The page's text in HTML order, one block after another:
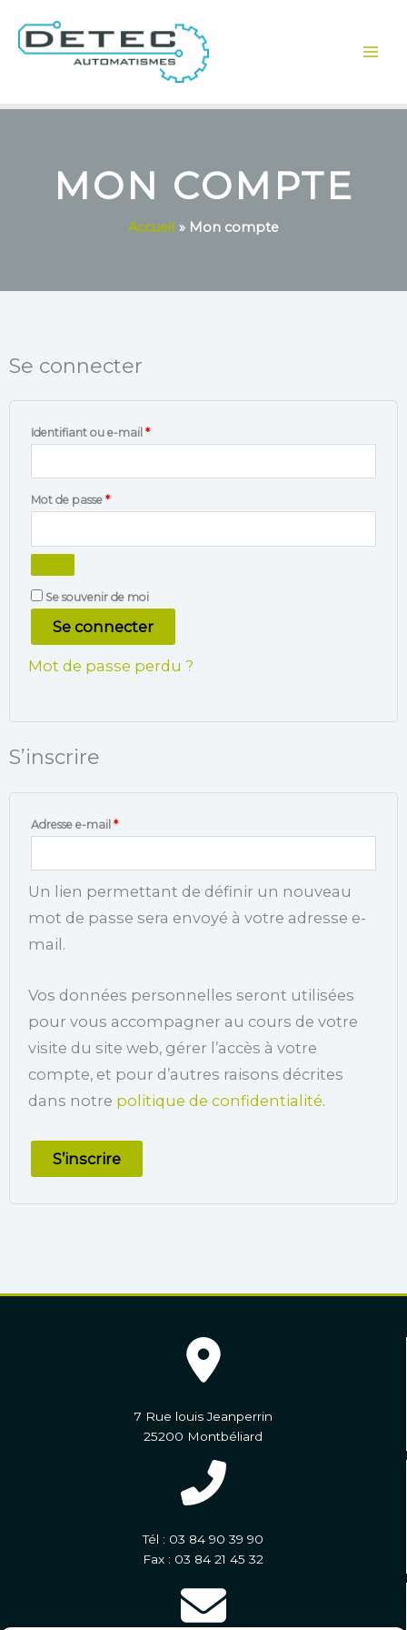
contenu
MON COMPTE
Accueil Mon compte
Se connecter
Identifiant ou e-mail *
Mot de passe *
Obligatoire
Se souvenir de moi
Se connecter
Mot de passe perdu ?
S’inscrire
Adresse e-mail *
Obligatoire
Un lien permettant de définir un nouveau
mot de passe sera envoyé à votre adresse e-
mail.
Vos données personnelles seront utilisées
pour vous accompagner au cours de votre
visite du site web, gérer l’accès à votre
compte, et pour d’autres raisons décrites
dans notre politique de confidentialité.
S’inscrire
7 Rue louis Jeanperrin
25200 Montbéliard
Tél : 03 84 90 39 90
Fax : 03 84 21 45 32